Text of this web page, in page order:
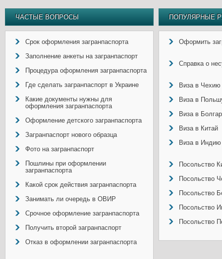
ЧАСТЫЕ ВОПРОСЫ
Срок оформления загранпаспорта
Заполнение анкеты на загранпаспорт
Процедура оформления загранпаспорта
Где сделать загранпаспорт в Украине
Какие документы нужны для
оформления загранпаспорта
Оформление детского загранпаспорта
Загранпаспорт нового образца
Фото на загранпаспорт
Пошлины при оформлении
загранпаспорта
Какой срок действия загранпаспорта
Занимать ли очередь в ОВИР
Срочное оформление загранпаспорта
Получить второй загранпаспорт
Отказ в оформлении загранпаспорта
ПОПУЛЯРНЫЕ
Оформить
Справка о
Виза в Чехию
Виза в
Виза в
Виза в Китай
Виза в Индию
Посольство
Посольство
Посольство
Посольство
Посольство